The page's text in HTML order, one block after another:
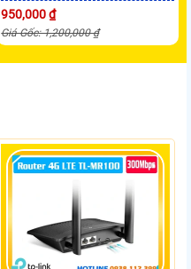
950,000 ₫
Giá Gốc: 1,200,000 ₫